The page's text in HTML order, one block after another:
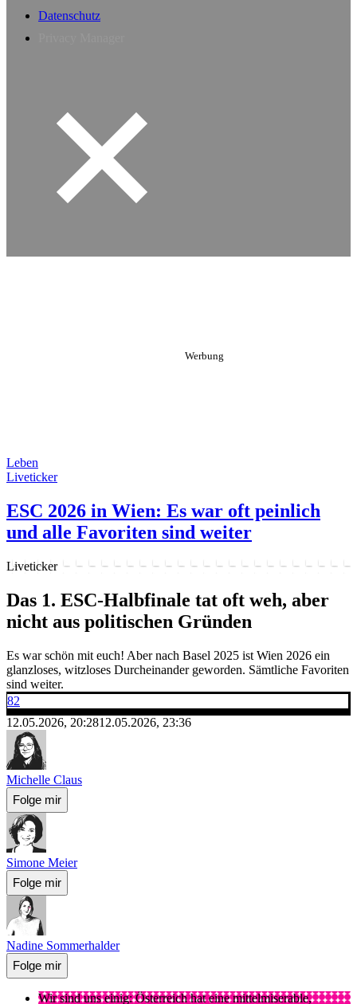
Datenschutz
Leben
Liveticker
ESC 2026 in Wien: Es war oft peinlich
und alle Favoriten sind weiter
Liveticker
Das 1. ESC-Halbfinale tat oft weh, aber
nicht aus politischen Gründen
Es war schön mit euch! Aber nach Basel 2025 ist Wien 2026 ein
glanzloses, witzloses Durcheinander geworden. Sämtliche Favoriten
sind weiter.
82
12.05.2026, 20:2812.05.2026, 23:36
Michelle Claus
Folge mir
Simone Meier
Folge mir
Nadine Sommerhalder
Folge mir
Wir sind uns einig: Österreich hat eine mittelmiserable,